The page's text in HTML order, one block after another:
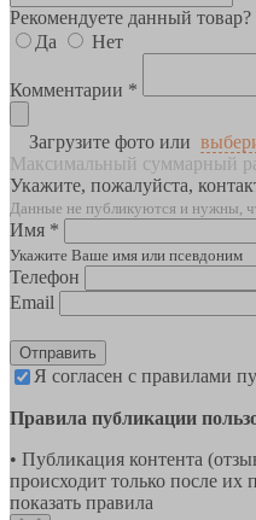
Рекомендуете данный товар?
Да
Нет
Комментарии *
Загрузите фото или
Максимальный суммарный
Укажите, пожалуйста,
Данные не публикуются и нужны,
Имя *
Укажите Ваше имя или псевдоним
Телефон
Email
Отправить
Я согласен с правилами
Правила публикации
• Публикация контента
происходит только после их
показать правила